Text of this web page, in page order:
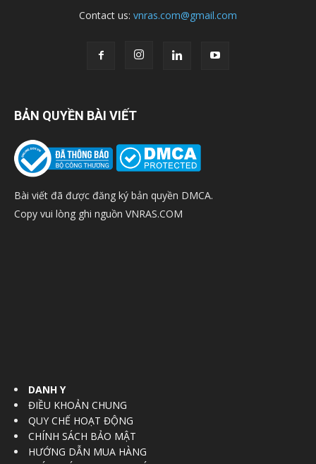
Contact us: vnras.com@gmail.com
BẢN QUYỀN BÀI VIẾT
Bài viết đã được đăng ký bản quyền DMCA.
Copy vui lòng ghi nguồn VNRAS.COM
DANH Y
ĐIỀU KHOẢN CHUNG
QUY CHẾ HOẠT ĐỘNG
CHÍNH SÁCH BẢO MẬT
HƯỚNG DẪN MUA HÀNG